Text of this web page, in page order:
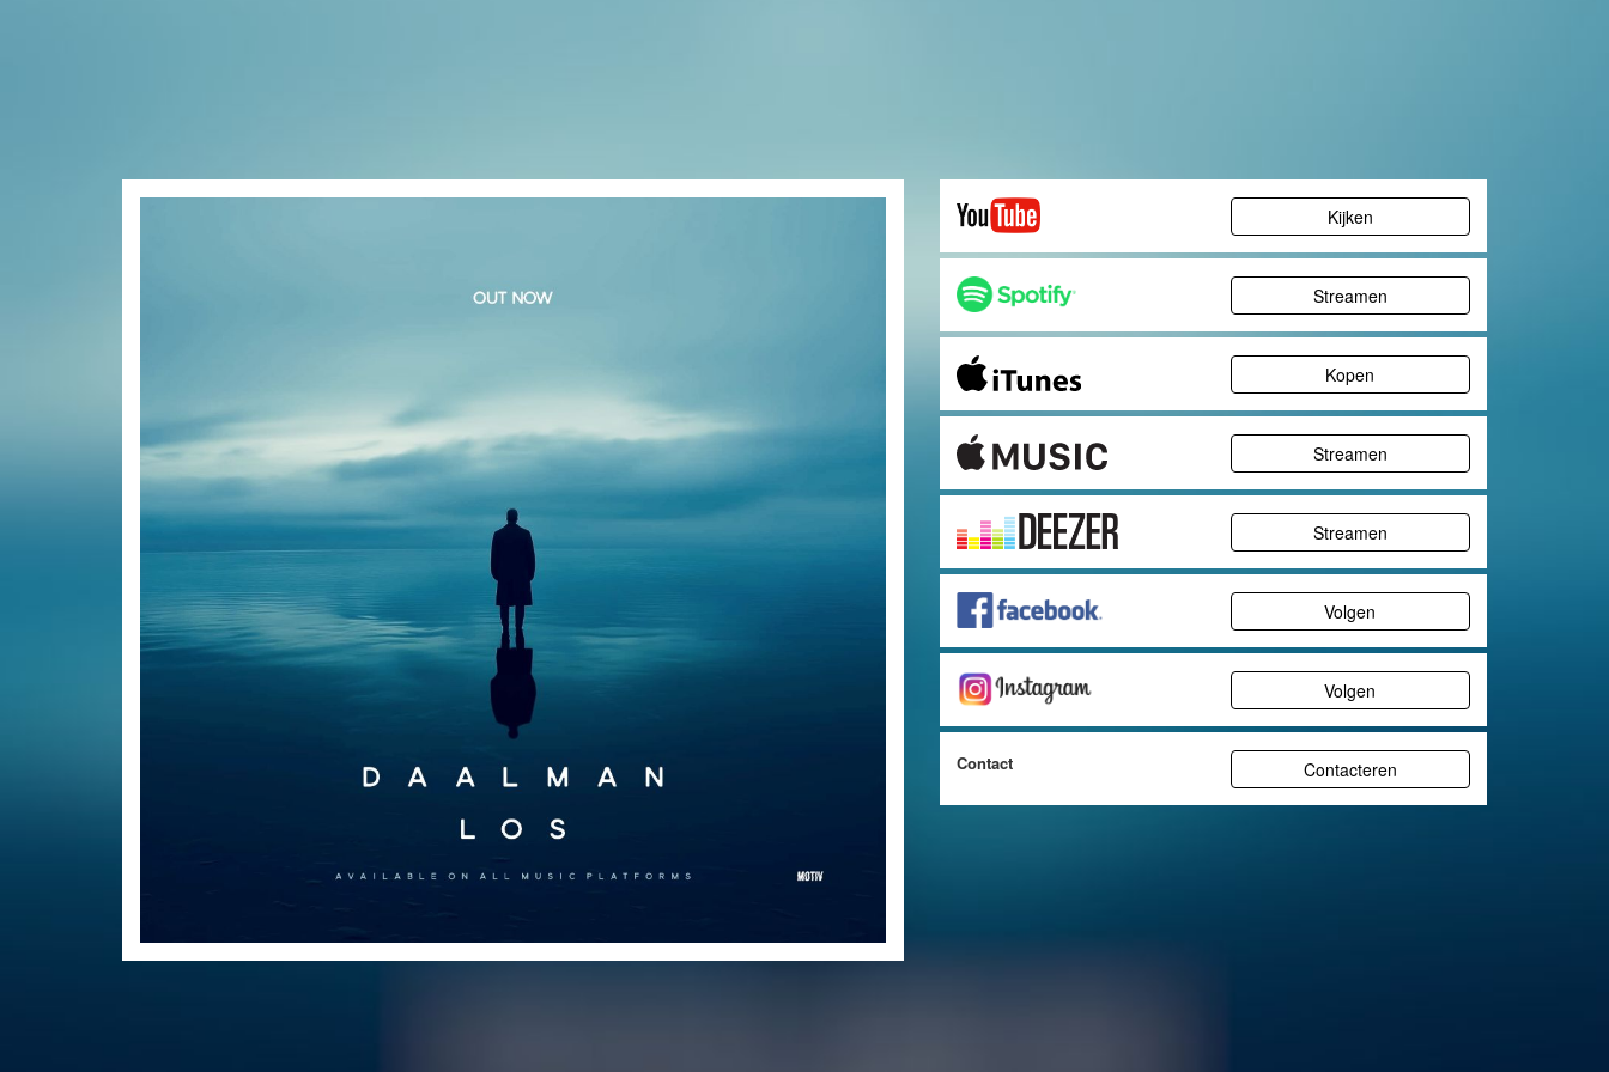
Kijken
Streamen
Kopen
Streamen
Streamen
Volgen
Volgen
Contact Contacteren